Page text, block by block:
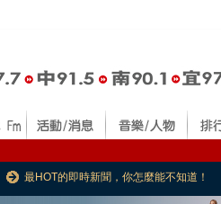
最HOT的即時新聞，你怎麼能不知道！